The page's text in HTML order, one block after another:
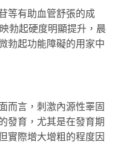
等有助血管舒張的成
勃起硬度明顯提升，晨
勃起功能障礙的用家中
而言，刺激內源性睪固
發育，尤其是在發育期
實際增大增粗的程度因